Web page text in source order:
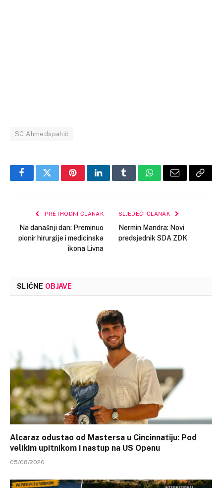
SC Ahmedspahić
FacebookTwitterPinterestLinkedInTumblrWhatsApp
Email Copy
PRETHODNI ČLANAK
Na današnji dan: Preminuo
pionir hirurgije i medicinska
ikona Livna
SLJEDEĆI ČLANAK
Nermin Mandra: Novi
predsjednik SDA ZDK
SLIČNE OBJAVE
Alcaraz odustao od Mastersa u Cincinnatiju: Pod
velikim upitnikom i nastup na US Openu
05/08/2026